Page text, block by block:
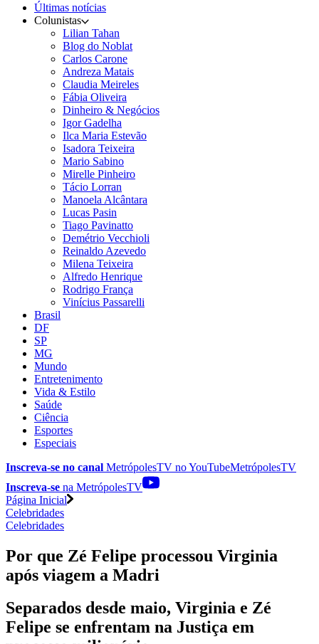
Últimas notícias
Colunistas
Lilian Tahan
Blog do Noblat
Carlos Carone
Andreza Matais
Claudia Meireles
Fábia Oliveira
Dinheiro & Negócios
Igor Gadelha
Ilca Maria Estevão
Isadora Teixeira
Mario Sabino
Mirelle Pinheiro
Tácio Lorran
Manoela Alcântara
Lucas Pasin
Tiago Pavinatto
Demétrio Vecchioli
Reinaldo Azevedo
Milena Teixeira
Alfredo Henrique
Rodrigo França
Vinícius Passarelli
Brasil
DF
SP
MG
Mundo
Entretenimento
Vida & Estilo
Saúde
Ciência
Esportes
Especiais
Inscreva-se no canal MetrópolesTV noYouTubeMetrópolesTV
Inscreva-se na MetrópolesTV
Página Inicial
Celebridades
Celebridades
Por que Zé Felipe processou Virginia
após viagem a Madri
Separados desde maio, Virginia e Zé
Felipe se enfrentam na Justiça em